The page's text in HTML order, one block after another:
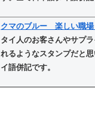
クマのブルー 楽しい職場
タイ人のお客さんやサプ
れるようなスタンプだと
イ語併記です。